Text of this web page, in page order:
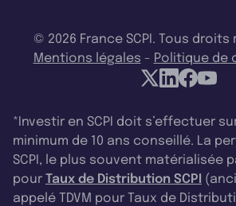
© 2026 France SCPI. Tous droits
Mentions légales - Politique de
*Investir en SCPI doit s’effectuer
minimum de 10 ans conseillé. La
SCPI, le plus souvent matérialisée
pour Taux de Distribution SCPI
appelé TDVM pour Taux de